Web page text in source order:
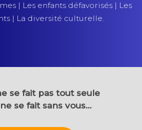
| Les enfants défavorisés | Les
| La diversité culturelle.
se fait pas tout seule
se fait sans vous…